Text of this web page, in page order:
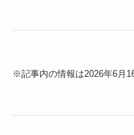
※記事内の情報は2026年6月